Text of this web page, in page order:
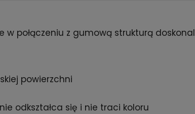
w połączeniu z gumową strukturą
powierzchni
odkształca się i nie traci koloru